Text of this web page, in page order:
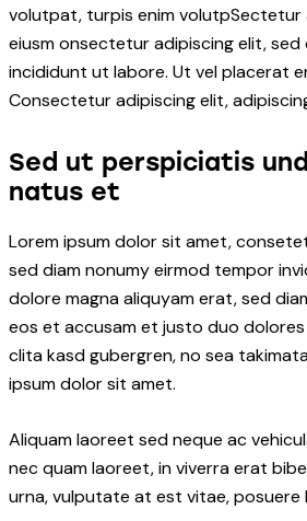
volutpat, turpis enim volutpSectetur
eiusm onsectetur adipiscing elit,
incididunt ut labore. Ut vel placerat
Consectetur adipiscing elit,
Sed ut perspiciatis
natus et
Lorem ipsum dolor sit amet,
sed diam nonumy eirmod tempor
dolore magna aliquyam erat, sed
eos et accusam et justo duo
clita kasd gubergren, no sea
ipsum dolor sit amet.
Aliquam laoreet sed neque ac
nec quam laoreet, in viverra erat
urna, vulputate at est vitae,